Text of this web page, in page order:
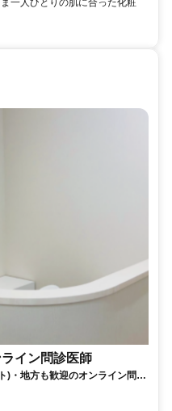
一人ひとりの肌に合った化粧
イン問診医師
)・地方も歓迎のオンライン問診